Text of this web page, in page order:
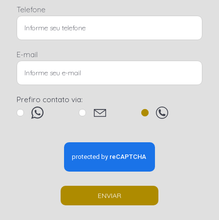
Telefone
E-mail
Prefiro contato via:
ENVIAR